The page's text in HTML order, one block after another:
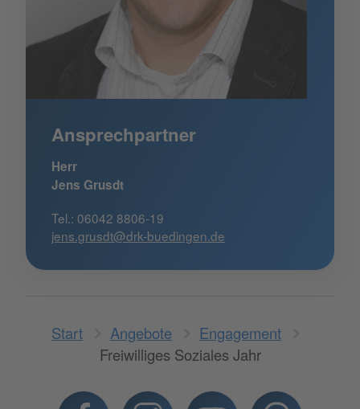
Ansprechpartner
Herr
Jens Grusdt
Tel.: 06042 8806-19
jens.grusdt@drk-buedingen.de
Start Angebote
Engagement
Freiwilliges Soziales Jahr